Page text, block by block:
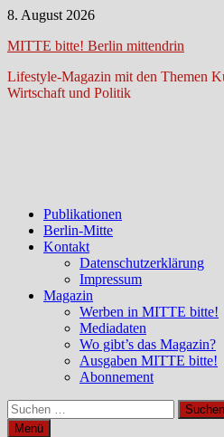
Zum
springen
8. August 2026
MITTE bitte! Berlin mittendrin
Lifestyle-Magazin mit den Themen
Wirtschaft und Politik
Publikationen
Berlin-Mitte
Kontakt
Datenschutzerklärung
Impressum
Magazin
Werben in MITTE bitte!
Mediadaten
Wo gibt’s das Magazin?
Ausgaben MITTE bitte!
Abonnement
Suchen
nach:
Menü